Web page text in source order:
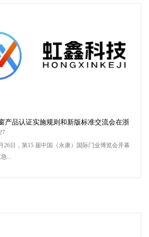
产品认证实施规则和新版标准交流会在浙
功召开
26日，第15 届中国（永康）国际门业博览会开幕
...